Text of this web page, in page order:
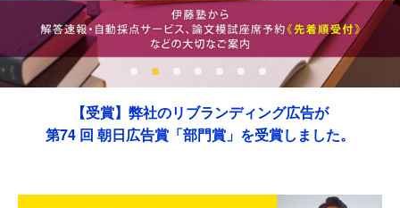
【受賞】弊社のリブランディング広告が
第74 回 朝日広告賞「部門賞」を受賞しました。